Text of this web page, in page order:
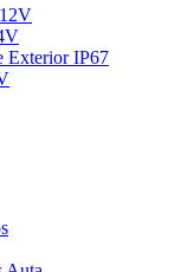
Exterior IP67